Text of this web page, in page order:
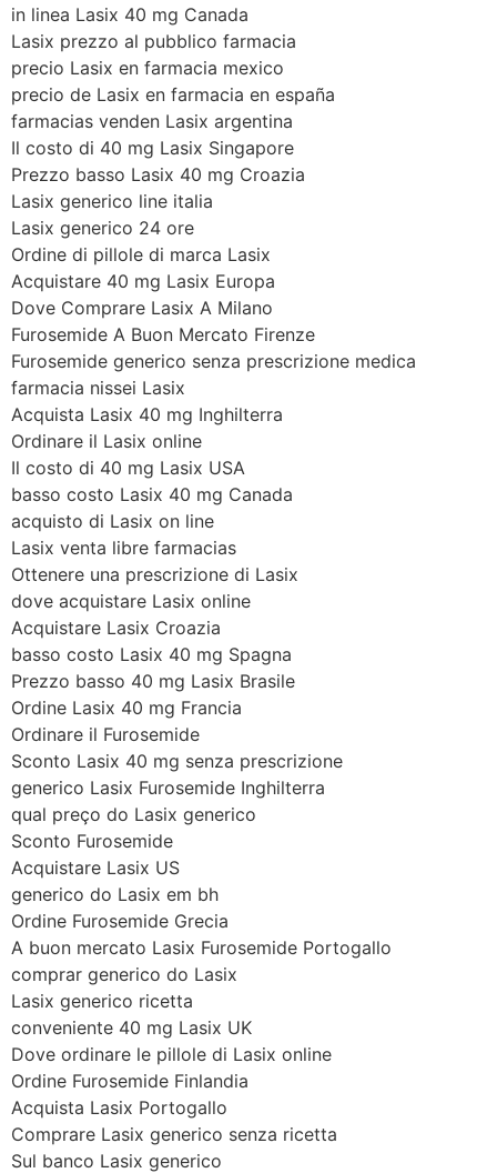
in linea Lasix 40 mg Canada
Lasix prezzo al pubblico farmacia
precio Lasix en farmacia mexico
precio de Lasix en farmacia en españa
farmacias venden Lasix argentina
Il costo di 40 mg Lasix Singapore
Prezzo basso Lasix 40 mg Croazia
Lasix generico line italia
Lasix generico 24 ore
Ordine di pillole di marca Lasix
Acquistare 40 mg Lasix Europa
Dove Comprare Lasix A Milano
Furosemide A Buon Mercato Firenze
Furosemide generico senza prescrizione medica
farmacia nissei Lasix
Acquista Lasix 40 mg Inghilterra
Ordinare il Lasix online
Il costo di 40 mg Lasix USA
basso costo Lasix 40 mg Canada
acquisto di Lasix on line
Lasix venta libre farmacias
Ottenere una prescrizione di Lasix
dove acquistare Lasix online
Acquistare Lasix Croazia
basso costo Lasix 40 mg Spagna
Prezzo basso 40 mg Lasix Brasile
Ordine Lasix 40 mg Francia
Ordinare il Furosemide
Sconto Lasix 40 mg senza prescrizione
generico Lasix Furosemide Inghilterra
qual preço do Lasix generico
Sconto Furosemide
Acquistare Lasix US
generico do Lasix em bh
Ordine Furosemide Grecia
A buon mercato Lasix Furosemide Portogallo
comprar generico do Lasix
Lasix generico ricetta
conveniente 40 mg Lasix UK
Dove ordinare le pillole di Lasix online
Ordine Furosemide Finlandia
Acquista Lasix Portogallo
Comprare Lasix generico senza ricetta
Sul banco Lasix generico